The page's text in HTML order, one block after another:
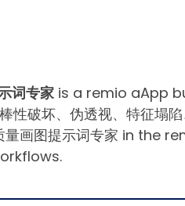
词专家 is a remio aApp
性破坏、伪透视、特征塌
量画图提示词专家 in